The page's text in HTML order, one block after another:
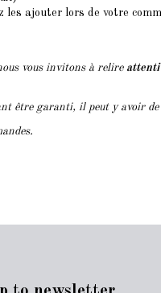
les ajouter lors de votre
vous invitons à relire
être garanti, il peut y avoir